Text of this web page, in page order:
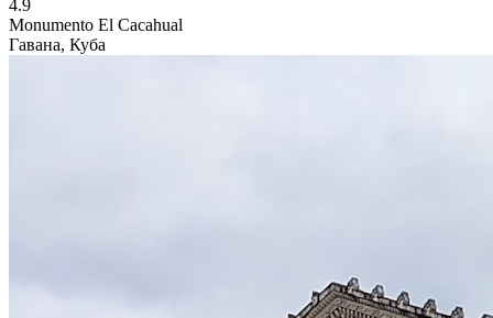
4.9
Monumento El Cacahual
Гавана, Куба